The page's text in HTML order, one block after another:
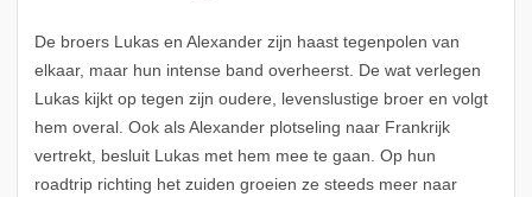
De broers Lukas en Alexander zijn haast tegenpolen van
elkaar, maar hun intense band overheerst. De wat verlegen
Lukas kijkt op tegen zijn oudere, levenslustige broer en volgt
hem overal. Ook als Alexander plotseling naar Frankrijk
vertrekt, besluit Lukas met hem mee te gaan. Op hun
roadtrip richting het zuiden groeien ze steeds meer naar